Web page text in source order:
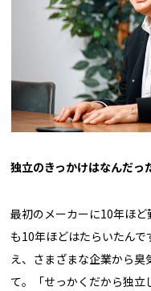
――独立のきっかけはなんだっ
最初のメーカーに10年ほ
も10年ほどはたらいたん
え、さまざまな企業から臭
て。「せっかくだから独立